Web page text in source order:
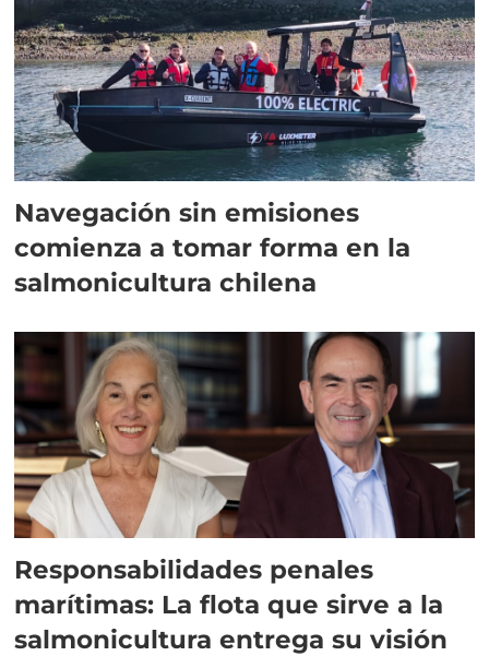
Navegación sin emisiones
comienza a tomar forma en la
salmonicultura chilena
Responsabilidades penales
marítimas: La flota que sirve a la
salmonicultura entrega su visión